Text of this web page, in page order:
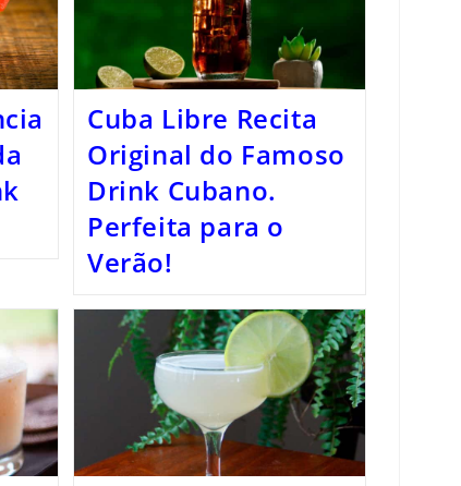
Cuba Libre Recita
Original do Famoso
Drink Cubano.
Perfeita para o
Verão!